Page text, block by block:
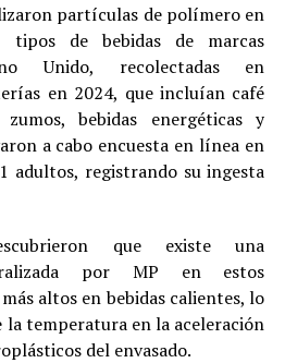
partículas de polímero en
tipos de bebidas de marcas
Unido, recolectadas en
en 2024, que incluían café
bebidas energéticas y
a cabo encuesta en línea en
adultos, registrando su ingesta
que existe una
por MP en estos
altos en bebidas calientes, lo
la temperatura en la aceleración
del envasado.